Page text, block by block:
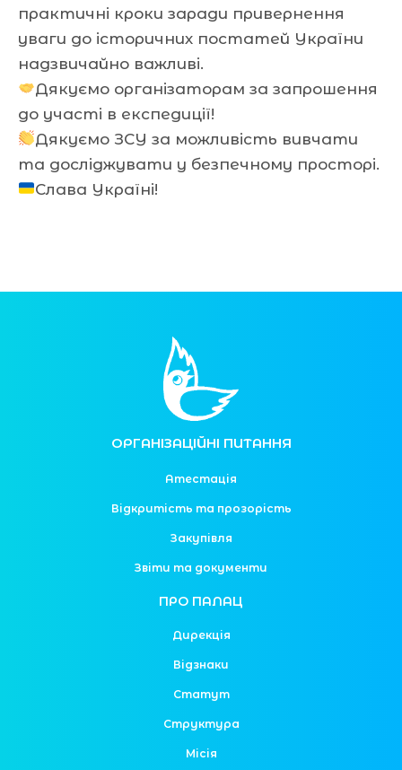
практичні кроки заради привернення
уваги до історичних постатей України
надзвичайно важливі.
Дякуємо організаторам за запрошення
до участі в експедиції!
Дякуємо ЗСУ за можливість вивчати
та досліджувати у безпечному просторі.
Слава Україні!
ОРГАНІЗАЦІЙНІ ПИТАННЯ
Атестація
Відкритість та прозорість
Закупівля
Звіти та документи
ПРО ПАЛАЦ
Дирекція
Відзнаки
Статут
Структура
Місія